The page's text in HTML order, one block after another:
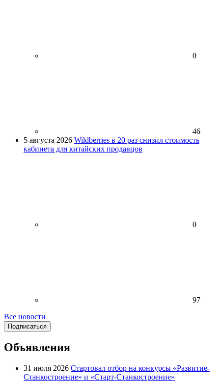
0
46
5 августа 2026 Wildberries в 20 раз снизил стоимость
кабинета для китайских продавцов
0
97
Все новости
Подписаться
Объявления
31 июля 2026 Стартовал отбор на конкурсы «Развитие-
Станкостроение» и «Старт-Станкостроение»